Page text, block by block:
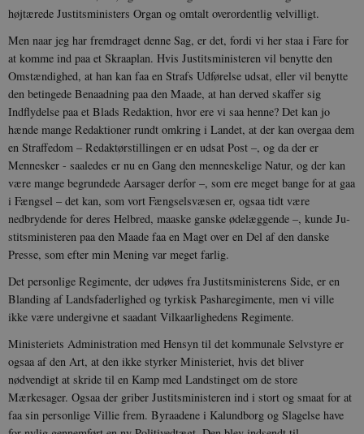
højtærede Justitsministers Organ og omtalt overordentlig velvilligt.
Men naar jeg har fremdraget denne Sag, er det, fordi vi her staa i Fare for
at komme ind paa et Skraaplan. Hvis Justitsministeren vil benytte den
Omstæn­dighed, at han kan faa en Strafs Udførelse udsat, eller vil benytte
den betingede Be­naadning paa den Maade, at han derved skaffer sig
Indflydelse paa et Blads Re­daktion, hvor ere vi saa henne? Det kan jo
hænde mange Redaktioner rundt om­kring i Landet, at der kan overgaa dem
en Straffedom – Redaktørstillingen er en udsat Post –, og da der er
Mennesker - saaledes er nu en Gang den menneske­lige Natur, og der kan
være mange be­grundede Aarsager derfor –, som ere meget bange for at gaa
i Fængsel – det kan, som vort Fængselsvæsen er, ogsaa tidt være
nedbrydende for deres Helbred, maaske ganske ødelæggende –, kunde Ju­
stitsministeren paa den Maade faa en Magt over en Del af den danske
Presse, som efter min Mening var meget farlig.
Det personlige Regimente, der udøves fra Justitsministerens Side, er en
Blanding af Landsfaderlighed og tyrkisk Pasharegi­mente, men vi ville
ikke være undergivne et saadant Vilkaarlighedens Regimente.
Ministeriets Administration med Hen­syn til det kommunale Selvstyre er
ogsaa af den Art, at den ikke styrker Ministe­riet, hvis det bliver
nødvendigt at skride til en Kamp med Landstinget om de store
Mærkesager. Ogsaa der griber Justits­ministeren ind i stort og smaat for at
faa sin personlige Villie frem. Byraadene i Kalundborg og Slagelse have